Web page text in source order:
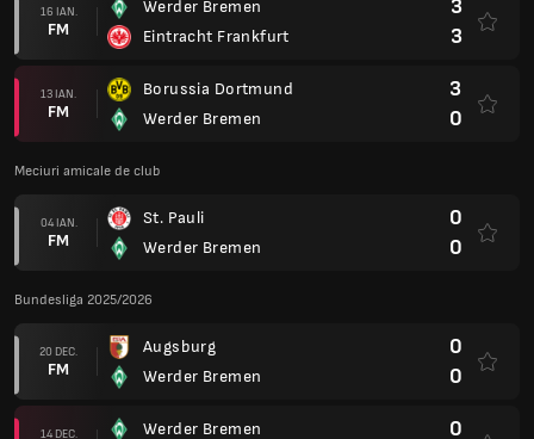
16 IAN.
FM
Werder Bremen
Eintracht Frankfurt
3
3
13 IAN.
FM
Borussia Dortmund
Werder Bremen
3
0
Meciuri amicale de club
04 IAN.
FM
St. Pauli
Werder Bremen
0
0
Bundesliga 2025/2026
20 DEC.
FM
Augsburg
Werder Bremen
0
0
14 DEC.
Werder Bremen
0